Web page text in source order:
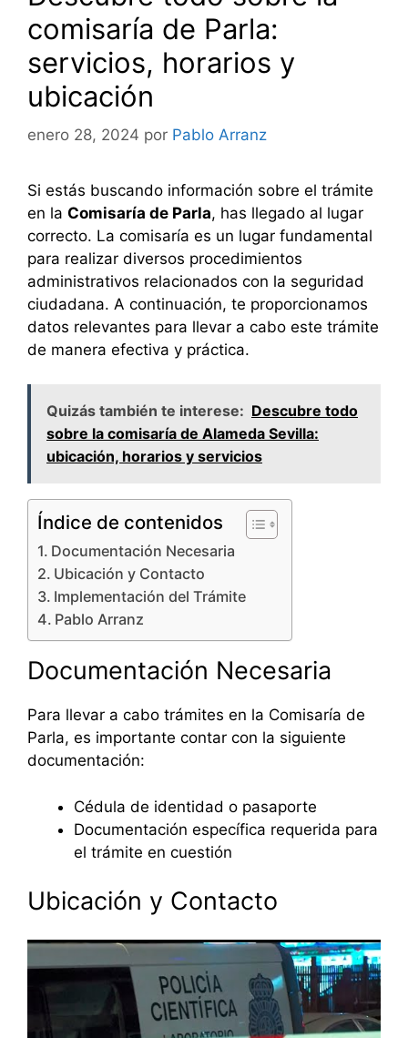
comisaría de Parla:
servicios, horarios y
ubicación
enero 28, 2024 por Pablo Arranz
Si estás buscando información sobre el trámite
en la Comisaría de Parla, has llegado al lugar
correcto. La comisaría es un lugar fundamental
para realizar diversos procedimientos
administrativos relacionados con la seguridad
ciudadana. A continuación, te proporcionamos
datos relevantes para llevar a cabo este trámite
de manera efectiva y práctica.
Quizás también te interese: Descubre todo
sobre la comisaría de Alameda Sevilla:
ubicación, horarios y servicios
Índice de contenidos
Documentación Necesaria
Ubicación y Contacto
Implementación del Trámite
Pablo Arranz
Documentación Necesaria
Para llevar a cabo trámites en la Comisaría de
Parla, es importante contar con la siguiente
documentación:
Cédula de identidad o pasaporte
Documentación específica requerida para
el trámite en cuestión
Ubicación y Contacto